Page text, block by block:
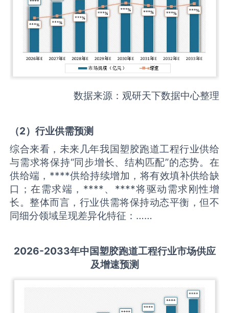
数据来源：观研天下数据中心整理
（2）行业供需预测
综合来看，未来几年我国塑胶跑道工程行业供给
与需求将保持“同步增长、结构匹配”的态势。在
供给端，****供给持续增加，将有效填补供给缺
口；在需求端，****、****将驱动需求刚性增
长。整体而言，行业供需将保持动态平衡，但不
同细分领域呈现差异化特征：……
2026-2033年中国塑胶跑道工程行业市场供应
及增速预测